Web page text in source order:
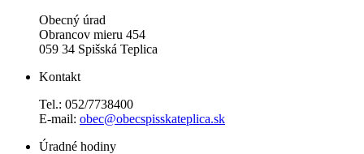
Obecný úrad
Obrancov mieru 454
059 34 Spišská Teplica
Kontakt
Tel.: 052/7738400
E-mail: obec@obecspisskateplica.sk
Úradné hodiny